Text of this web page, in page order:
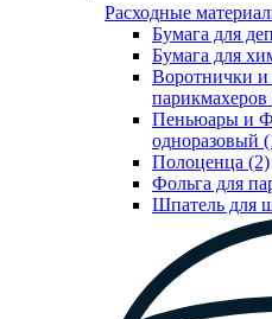
Расходные
Бумага для
Бумага для
Воротнички и
парикмахеров
Пеньюары и
одноразовый
Полоценца (2)
Фольга для
Шпатель для